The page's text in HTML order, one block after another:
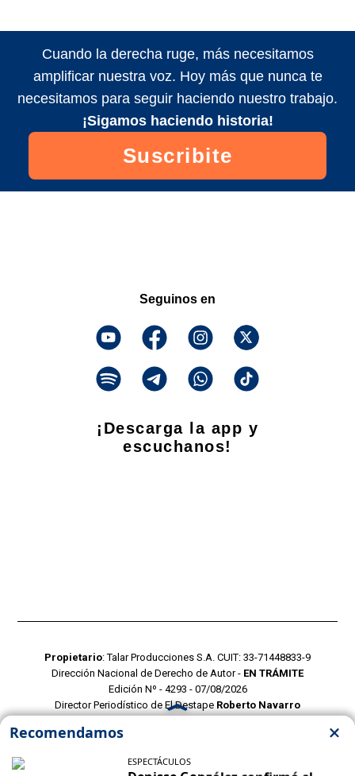
Cuando la derecha ruge, más necesitamos
amplificar nuestra voz. Hoy más que nunca te
necesitamos para seguir haciendo nuestro trabajo.
¡Sigamos haciendo historia!
Suscribite
Seguinos en
¡Descarga la app y
escuchanos!
Propietario: Talar Producciones S.A. CUIT: 33-71448833-9
Dirección Nacional de Derecho de Autor - EN TRÁMITE
Edición Nº - 4293 - 07/08/2026
Director Periodístico de El Destape Roberto Navarro
POLITICAS DE PRIVACIDAD